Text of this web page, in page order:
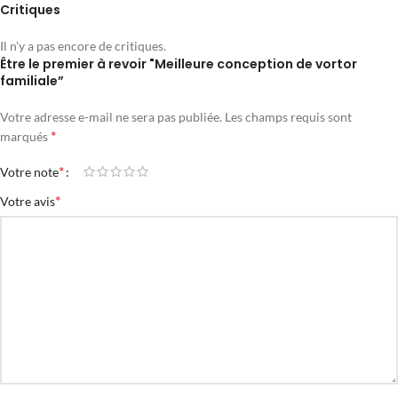
Critiques
Il n'y a pas encore de critiques.
Être le premier à revoir "Meilleure conception de vortor
familiale”
Votre adresse e-mail ne sera pas publiée. Les champs requis sont
marqués *
Votre note*
Votre avis*